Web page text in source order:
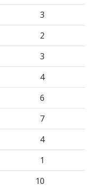
3
2
3
4
6
7
4
1
10